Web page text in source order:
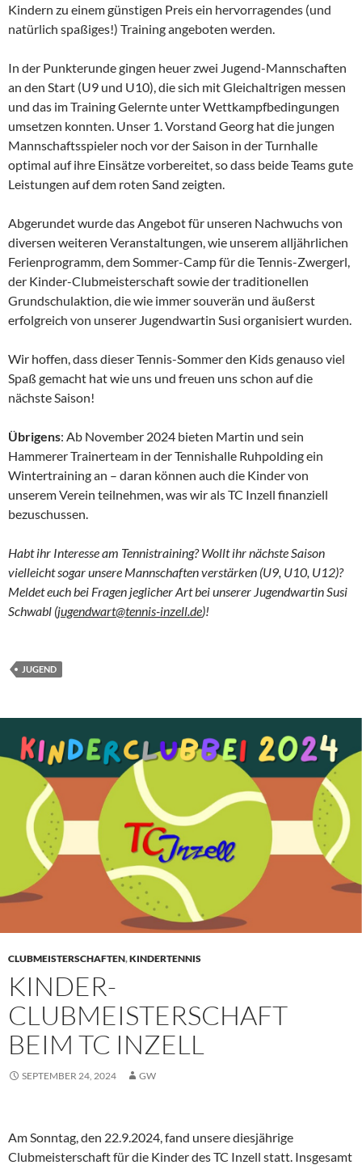
Kindern zu einem günstigen Preis ein hervorragendes (und
natürlich spaßiges!) Training angeboten werden.
In der Punkterunde gingen heuer zwei Jugend-Mannschaften
an den Start (U9 und U10), die sich mit Gleichaltrigen messen
und das im Training Gelernte unter Wettkampfbedingungen
umsetzen konnten. Unser 1. Vorstand Georg hat die jungen
Mannschaftsspieler noch vor der Saison in der Turnhalle
optimal auf ihre Einsätze vorbereitet, so dass beide Teams gute
Leistungen auf dem roten Sand zeigten.
Abgerundet wurde das Angebot für unseren Nachwuchs von
diversen weiteren Veranstaltungen, wie unserem alljährlichen
Ferienprogramm, dem Sommer-Camp für die Tennis-Zwergerl,
der Kinder-Clubmeisterschaft sowie der traditionellen
Grundschulaktion, die wie immer souverän und äußerst
erfolgreich von unserer Jugendwartin Susi organisiert wurden.
Wir hoffen, dass dieser Tennis-Sommer den Kids genauso viel
Spaß gemacht hat wie uns und freuen uns schon auf die
nächste Saison!
Übrigens: Ab November 2024 bieten Martin und sein
Hammerer Trainerteam in der Tennishalle Ruhpolding ein
Wintertraining an – daran können auch die Kinder von
unserem Verein teilnehmen, was wir als TC Inzell finanziell
bezuschussen.
Habt ihr Interesse am Tennistraining? Wollt ihr nächste Saison
vielleicht sogar unsere Mannschaften verstärken (U9, U10, U12)?
Meldet euch bei Fragen jeglicher Art bei unserer Jugendwartin Susi
Schwabl (jugendwart@tennis-inzell.de)!
JUGEND
CLUBMEISTERSCHAFTEN,KINDERTENNIS
KINDER-
CLUBMEISTERSCHAFT
BEIM TC INZELL
SEPTEMBER 24, 2024 GW
Am Sonntag, den 22.9.2024, fand unsere diesjährige
Clubmeisterschaft für die Kinder des TC Inzell statt. Insgesamt